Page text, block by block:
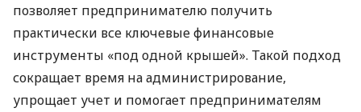
позволяет предпринимателю получить
практически все ключевые финансовые
инструменты «под одной крышей». Такой подход
сокращает время на администрирование,
упрощает учет и помогает предпринимателям